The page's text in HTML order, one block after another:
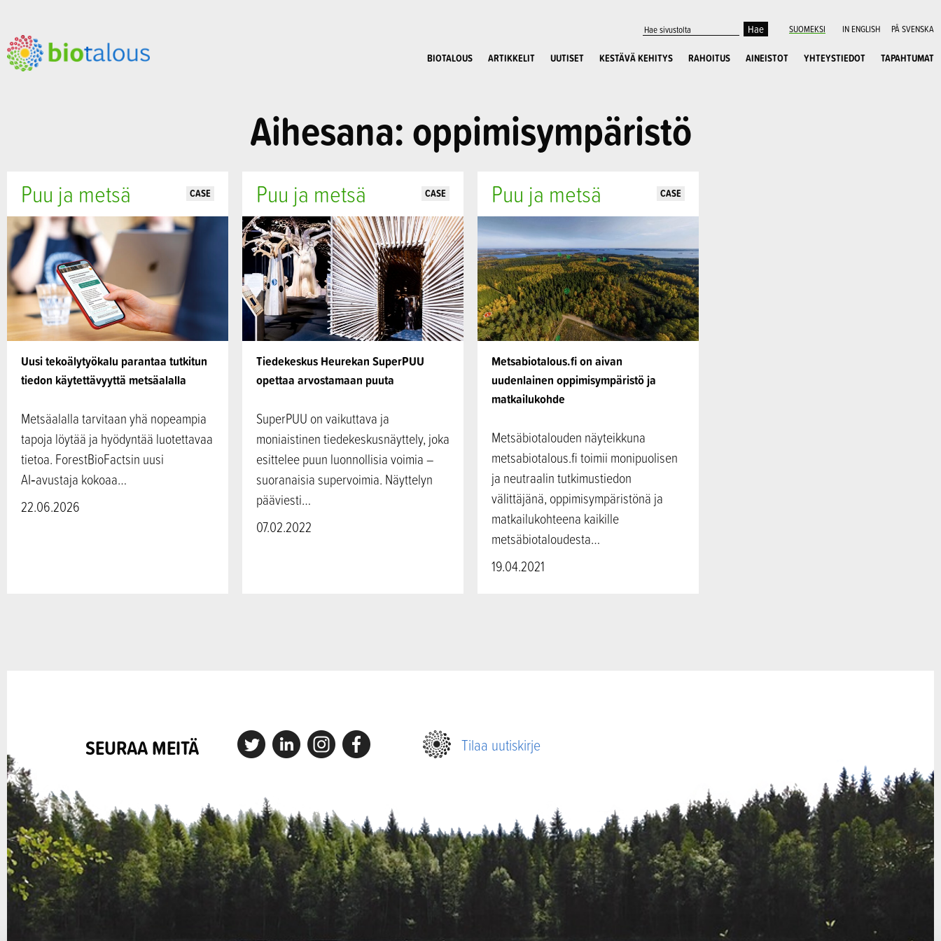
SUOMEKSI IN ENGLISH PÅ SVENSKA
BIOTALOUS ARTIKKELIT UUTISET KESTÄVÄ KEHITYS RAHOITUS AINEISTOT YHTEYSTIEDOT TAPAHTUMAT
Aihesana: oppimisympäristö
Uusi tekoälytyökalu parantaa tutkitun
tiedon käytettävyyttä metsäalalla
Puu ja metsä CASE
Metsäalalla tarvitaan yhä nopeampia
tapoja löytää ja hyödyntää luotettavaa
tietoa. ForestBioFactsin uusi
AI‑avustaja kokoaa…
22.06.2026
Tiedekeskus Heurekan SuperPUU
opettaa arvostamaan puuta
Puu ja metsä CASE
SuperPUU on vaikuttava ja
moniaistinen tiedekeskusnäyttely, joka
esittelee puun luonnollisia voimia –
suoranaisia supervoimia. Näyttelyn
pääviesti…
07.02.2022
Metsabiotalous.fi on aivan
uudenlainen oppimisympäristö ja
matkailukohde
Puu ja metsä CASE
Metsäbiotalouden näyteikkuna
metsabiotalous.fi toimii monipuolisen
ja neutraalin tutkimustiedon
välittäjänä, oppimisympäristönä ja
matkailukohteena kaikille
metsäbiotaloudesta…
19.04.2021
SEURAA MEITÄ X Linkedin InstagramFacebook Tilaa uutiskirje